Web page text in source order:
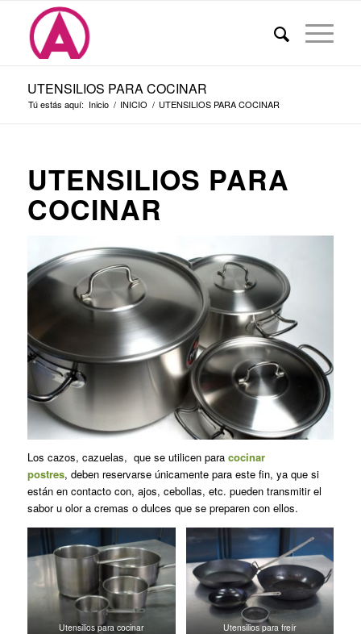
UTENSILIOS PARA COCINAR
Tú estás aquí: Inicio / INICIO / UTENSILIOS PARA COCINAR
UTENSILIOS PARA
COCINAR
Los cazos, cazuelas, que se utilicen paracocinar
postres, deben reservarse únicamente para este fin, ya que si
están en contacto con, ajos, cebollas, etc. pueden transmitir el
sabor u olor a cremas o dulces que se preparen con ellos.
Utensilios para cocinar Utensilios para freír